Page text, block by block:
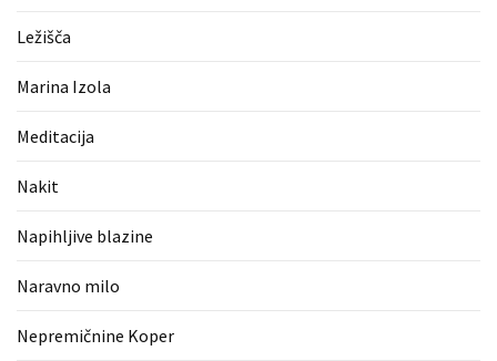
(1)
Blefaroplastika
rokavice
(1)
Ležišča
Marina Izola
Meditacija
Nakit
Napihljive blazine
Naravno milo
Nepremičnine Koper